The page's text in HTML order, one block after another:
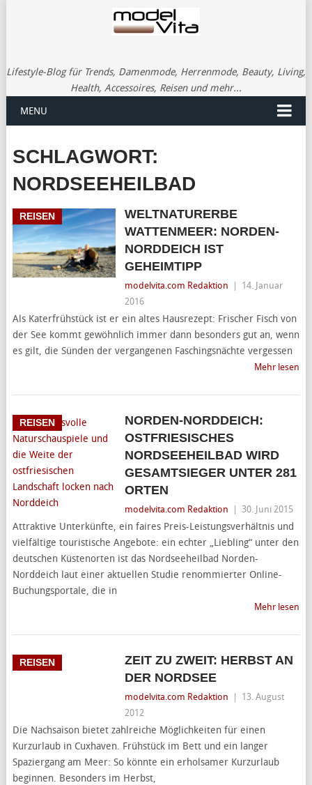
Lifestyle-Blog für Trends, Damenmode, Herrenmode, Beauty, Living,
Health, Accessoires, Reisen und mehr...
MENU
SCHLAGWORT:
NORDSEEHEILBAD
REISEN
WELTNATURERBE
WATTENMEER: NORDEN-
NORDDEICH IST
GEHEIMTIPP
modelvita.com Redaktion
14. Januar
2016
Als Katerfrühstück ist er ein altes Hausrezept: Frischer Fisch von
der See kommt gewöhnlich immer dann besonders gut an, wenn
es gilt, die Sünden der vergangenen Faschingsnächte vergessen
Mehr lesen
REISEN
NORDEN-NORDDEICH:
OSTFRIESISCHES
NORDSEEHEILBAD WIRD
GESAMTSIEGER UNTER 281
ORTEN
modelvita.com Redaktion 30. Juni 2015
Attraktive Unterkünfte, ein faires Preis-Leistungsverhältnis und
vielfältige touristische Angebote: ein echter „Liebling“ unter den
deutschen Küstenorten ist das Nordseeheilbad Norden-
Norddeich laut einer aktuellen Studie renommierter Online-
Buchungsportale, die in
Mehr lesen
REISEN
ZEIT ZU ZWEIT: HERBST AN
DER NORDSEE
modelvita.com Redaktion
13. August
2012
Die Nachsaison bietet zahlreiche Möglichkeiten für einen
Kurzurlaub in Cuxhaven. Frühstück im Bett und ein langer
Spaziergang am Meer: So könnte ein erholsamer Kurzurlaub
beginnen. Besonders im Herbst,